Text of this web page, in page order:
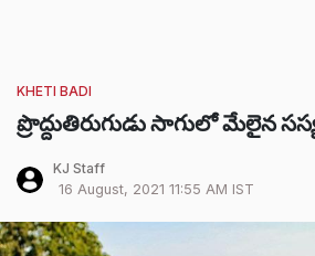
KHETI BADI
ప్రొద్దుతిరుగుడు సాగులో మేలైన
KJ Staff
16 August, 2021 11:55 AM IST